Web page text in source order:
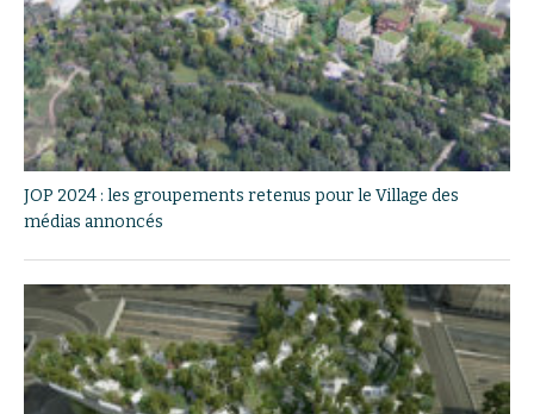
JOP 2024 : les groupements retenus pour le Village des
médias annoncés